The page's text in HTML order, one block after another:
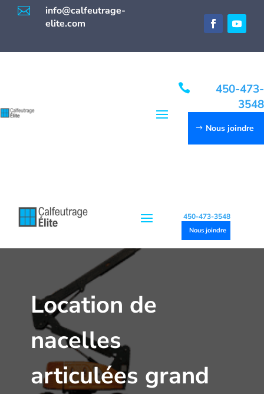

info@calfeutrage-
elite.com

450-473-
3548
Nous joindre
450-473-3548
Nous joindre
Location de
nacelles
articulées grand